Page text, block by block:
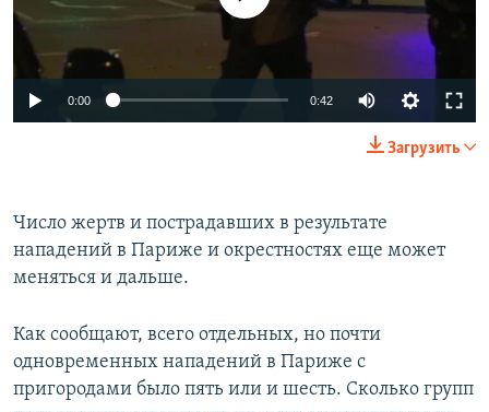
0:00 0:42
Загрузить
Число жертв и пострадавших в результате
нападений в Париже и окрестностях еще может
меняться и дальше.
Как сообщают, всего отдельных, но почти
одновременных нападений в Париже с
пригородами было пять или и шесть. Сколько групп